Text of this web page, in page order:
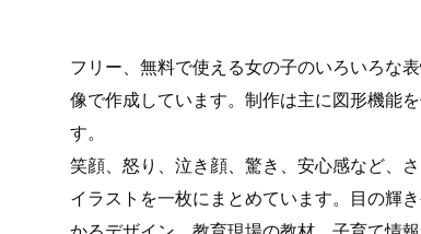
フリー、無料で使える女の子のいろいろな
像で作成しています。制作は主に図形機能
す。
笑顔、怒り、泣き顔、驚き、安心感など、
イラストを一枚にまとめています。目の輝